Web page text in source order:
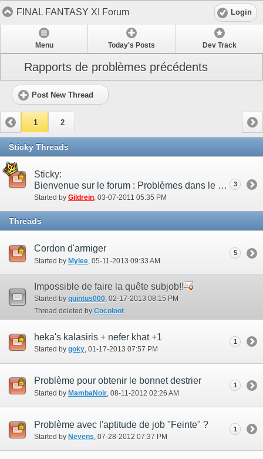
FINAL FANTASY XI Forum Login
Menu Today's Posts Dev Track
Rapports de problèmes précédents
Post New Thread
1 2
Sticky Threads
Sticky:
Bienvenue sur le forum : Problèmes dans le jeu !
Started by Gildrein‎, 03-07-2011 05:35 PM
3
Threads
Cordon d'armiger
Started by Mylee ‎, 05-11-2013 09:33 AM
5
Impossible de faire la quête subjob!!
Started by quintus000‎, 02-17-2013 08:15 PM
Thread deleted by Cocoloot
heka's kalasiris + nefer khat +1
Started by goky‎, 01-17-2013 07:57 PM
1
Problème pour obtenir le bonnet destrier
Started by MambaNoir‎, 08-11-2012 02:26 AM
1
Problème avec l'aptitude de job "Feinte" ?
Started by Nevens‎, 07-28-2012 07:37 PM
1